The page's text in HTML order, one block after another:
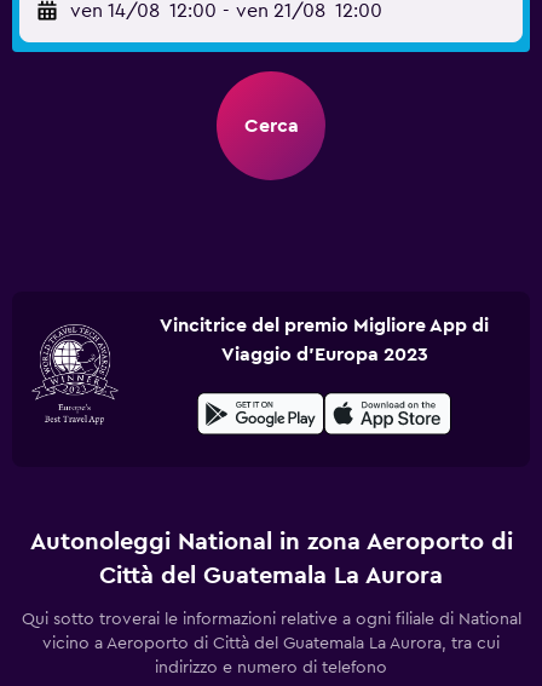
ven 14/08 12:00 - ven 21/08 12:00
Cerca
Vincitrice del premio Migliore App di
Viaggio d'Europa 2023
Autonoleggi National in zona Aeroporto di
Città del Guatemala La Aurora
Qui sotto troverai le informazioni relative a ogni filiale di National
vicino a Aeroporto di Città del Guatemala La Aurora, tra cui
indirizzo e numero di telefono